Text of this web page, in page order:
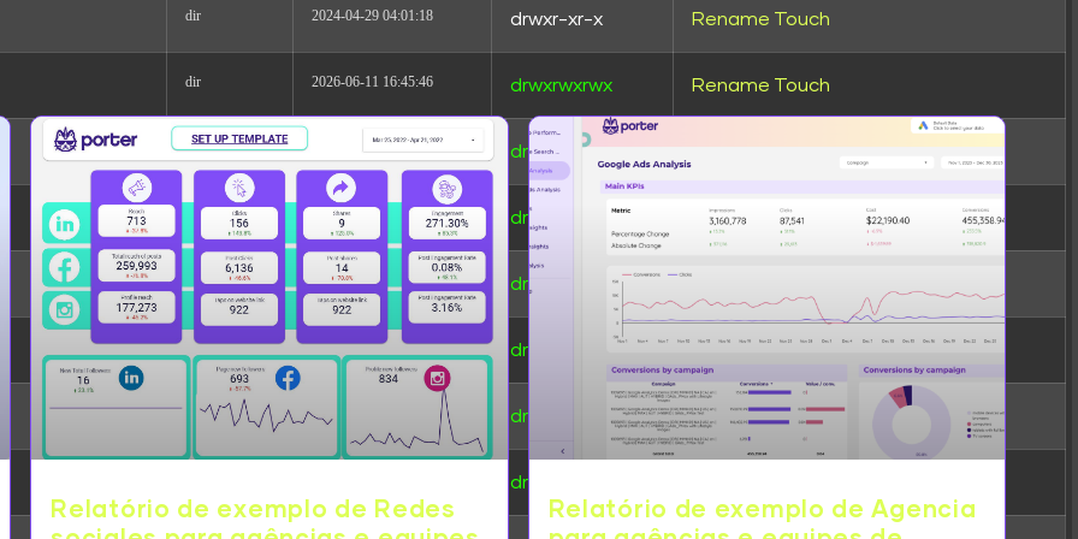
dir 2024-04-29 04:01:18 drwxr-xr-x Rename Touch
dir 2026-06-11 16:45:46 drwxrwxrwx Rename Touch
dir 2026-08-08 06:06:23 drwxr-xr-x RenameTouch
2026-08-08 06:06:23 drwxr-xr-x Rename Touch
2026-08-08 06:30:12 drwxr-xr-x
dir 2026-08-08 06:06:23 drwxr-xr-x
dir 2026-08-08 06:06:23 drwxr-xr-x RenameTouch
drwxrwxr-x
Relatório de exemplo de Redes
Relatório de exemplo de Agencia